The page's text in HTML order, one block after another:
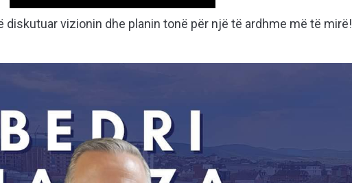
diskutuar vizionin dhe planin tonë për një të ardhme më të mirë!